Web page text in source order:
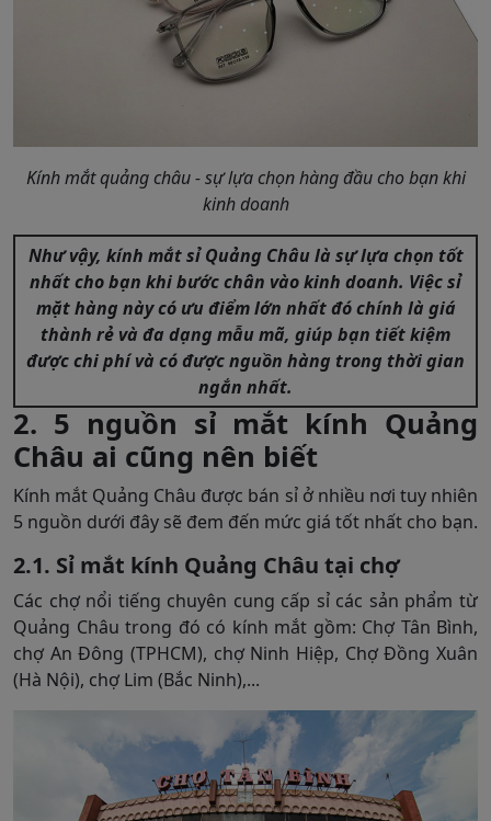
Kính mắt quảng châu - sự lựa chọn hàng đầu cho bạn khi
kinh doanh
Như vậy, kính mắt sỉ Quảng Châu là sự lựa chọn tốt
nhất cho bạn khi bước chân vào kinh doanh. Việc sỉ
mặt hàng này có ưu điểm lớn nhất đó chính là giá
thành rẻ và đa dạng mẫu mã, giúp bạn tiết kiệm
được chi phí và có được nguồn hàng trong thời gian
ngắn nhất.
2. 5 nguồn sỉ mắt kính Quảng
Châu ai cũng nên biết
Kính mắt Quảng Châu được bán sỉ ở nhiều nơi tuy nhiên
5 nguồn dưới đây sẽ đem đến mức giá tốt nhất cho bạn.
2.1. Sỉ mắt kính Quảng Châu tại chợ
Các chợ nổi tiếng chuyên cung cấp sỉ các sản phẩm từ
Quảng Châu trong đó có kính mắt gồm: Chợ Tân Bình,
chợ An Đông (TPHCM), chợ Ninh Hiệp, Chợ Đồng Xuân
(Hà Nội), chợ Lim (Bắc Ninh),...